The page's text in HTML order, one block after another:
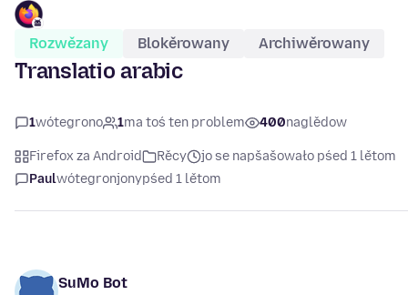
Rozwězany Blokěrowany Archiwěrowany
Translatio arabic
1wótegrono 1ma toś ten problem 400naglědow
Firefox za Android Rěcy
jo se napšašowało pśed 1 lětom
Paulwótegronjonypśed 1 lětom
SuMo Bot